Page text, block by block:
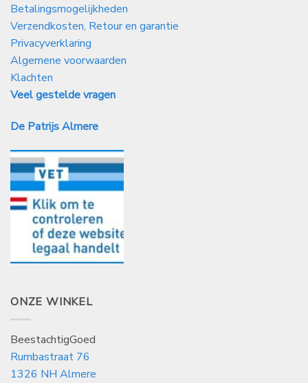
Betalingsmogelijkheden
Verzendkosten, Retour en garantie
Privacyverklaring
Algemene voorwaarden
Klachten
Veel gestelde vragen
De Patrijs Almere
ONZE WINKEL
BeestachtigGoed
Rumbastraat 76
1326 NH Almere